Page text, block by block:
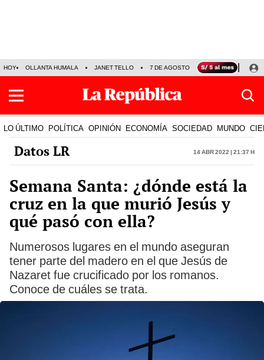
HOY OLLANTA HUMALA JANET TELLO 7 DE AGOSTO TINKA RESULTADOS
LO ÚLTIMO POLÍTICA OPINIÓN ECONOMÍA SOCIEDAD MUNDO
Datos LR 14 Abr 2022 | 21:37 h
Semana Santa: ¿dónde está la
cruz en la que murió Jesús y
qué pasó con ella?
Numerosos lugares en el mundo aseguran
tener parte del madero en el que Jesús de
Nazaret fue crucificado por los romanos.
Conoce de cuáles se trata.